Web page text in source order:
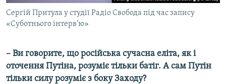
Сергій Притула у студії Радіо Свобода під час запису
«Суботнього інтерв’ю»
– Ви говорите, що російська сучасна еліта, як і
оточення Путіна, розуміє тільки батіг. А сам Путін
тільки силу розуміє з боку Заходу?